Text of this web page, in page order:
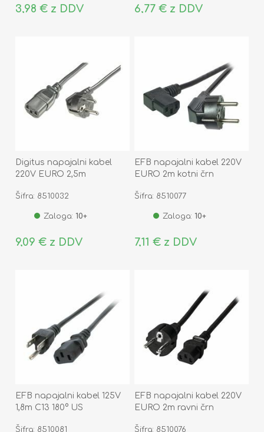
3,98 € z DDV 6,77 € z DDV
Digitus napajalni kabel
220V EURO 2,5m
Šifra: 8510032
Zaloga: 10+
9,09 € z DDV
EFB napajalni kabel 220V
EURO 2m kotni črn
Šifra: 8510077
Zaloga: 10+
7,11 € z DDV
EFB napajalni kabel 125V
1,8m C13 180° US
Šifra: 8510081
EFB napajalni kabel 220V
EURO 2m ravni črn
Šifra: 8510076